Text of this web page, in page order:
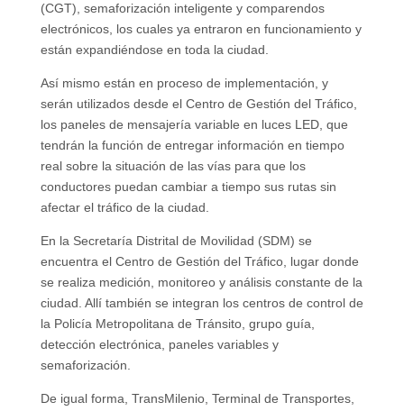
(CGT), semaforización inteligente y comparendos
electrónicos, los cuales ya entraron en funcionamiento y
están expandiéndose en toda la ciudad.
Así mismo están en proceso de implementación, y
serán utilizados desde el Centro de Gestión del Tráfico,
los paneles de mensajería variable en luces LED, que
tendrán la función de entregar información en tiempo
real sobre la situación de las vías para que los
conductores puedan cambiar a tiempo sus rutas sin
afectar el tráfico de la ciudad.
En la Secretaría Distrital de Movilidad (SDM) se
encuentra el Centro de Gestión del Tráfico, lugar donde
se realiza medición, monitoreo y análisis constante de la
ciudad. Allí también se integran los centros de control de
la Policía Metropolitana de Tránsito, grupo guía,
detección electrónica, paneles variables y
semaforización.
De igual forma, TransMilenio, Terminal de Transportes,